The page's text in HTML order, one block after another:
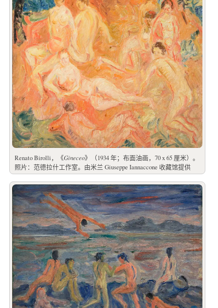
Renato Birolli，《Gineceo》（1934 年；布面油画，70 x 65 厘米）。
照片：范德拉什工作室。由米兰 Giuseppe Iannaccone 收藏馆提供